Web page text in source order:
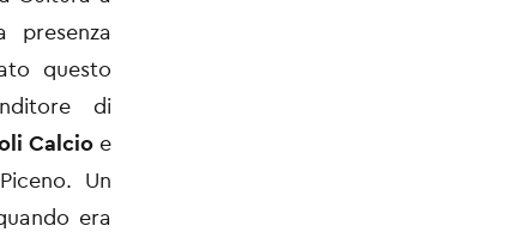
presenza
questo
di
Calcioe
Un
era